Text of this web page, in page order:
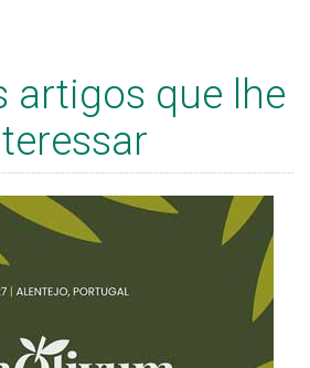
artigos que lhe